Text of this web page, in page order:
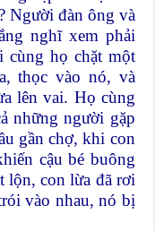
Người đàn ông và
nghĩ xem phải
cùng họ chặt một
thọc vào nó, và
lên vai. Họ cùng
những người gặp
gần chợ, khi con
cậu bé buông
lộn, con lừa đã rơi
vào nhau, nó bị